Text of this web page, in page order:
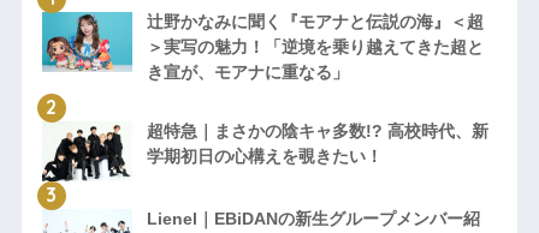
辻野かなみに聞く『モアナと伝説の海』＜超
＞実写の魅力！「逆境を乗り越えてきた超と
き宣が、モアナに重なる」
超特急｜まさかの陰キャ多数!? 高校時代、新
学期初日の心構えを覗きたい！
Lienel｜EBiDANの新生グループメンバー紹